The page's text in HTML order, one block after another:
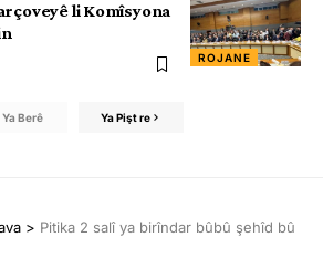
ROJANE
li Komîsyona
Ya Berê Ya Pişt re
> Pitika 2 salî ya birîndar bûbû şehîd bû